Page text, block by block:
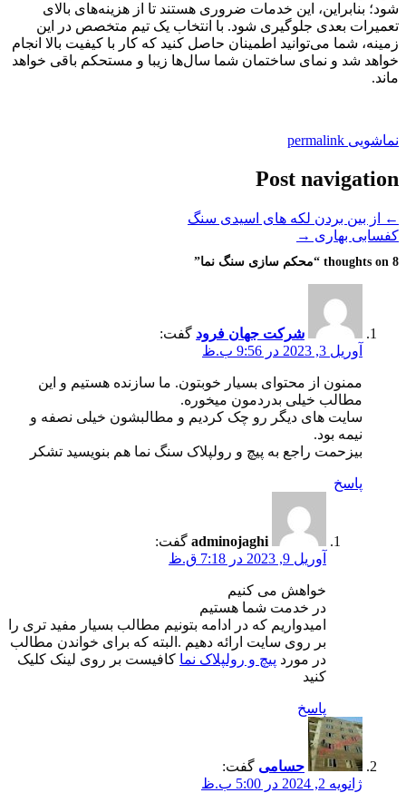
شود؛ بنابراین، این خدمات ضروری هستند تا از هزینه‌های بالای
تعمیرات بعدی جلوگیری شود. با انتخاب یک تیم متخصص در این
زمینه، شما می‌توانید اطمینان حاصل کنید که کار با کیفیت بالا انجام
خواهد شد و نمای ساختمان شما سال‌ها زیبا و مستحکم باقی خواهد
ماند.
نماشویی
Post navigation
←
از بین بردن لکه های اسیدی سنگ
کفسابی بهاری →
8 thoughts on “ محکم سازی سنگ نما”
شرکت جهان فرود گفت:
آوریل 3, 2023 در 9:56 ب.ظ
ممنون از محتوای بسیار خوبتون. ما سازنده هستیم و این
مطالب خیلی بدردمون میخوره.
سایت های دیگر رو چک کردیم و مطالبشون خیلی نصفه و
نیمه بود.
بیزحمت راجع به پیچ و رولپلاک سنگ نما هم بنویسید تشکر
پاسخ
adminojaghi گفت:
آوریل 9, 2023 در 7:18 ق.ظ
خواهش می کنیم
در خدمت شما هستیم
امیدواریم که در ادامه بتونیم مطالب بسیار مفید تری را
بر روی سایت ارائه دهیم .البته که برای خواندن مطالب
در مورد پیچ و رولپلاک نما کافیست بر روی لینک کلیک
کنید
پاسخ
حسامی گفت:
ژانویه 2, 2024 در 5:00 ب.ظ